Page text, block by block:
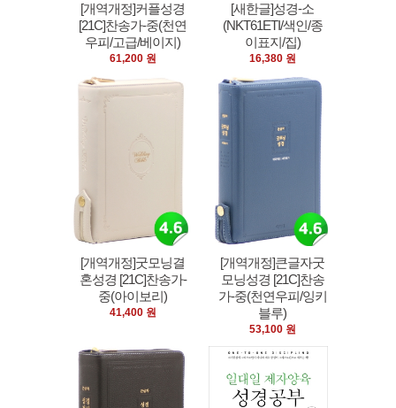
[개역개정]커플성경
[21C]찬송가-중(천연
우피/고급/베이지)
61,200 원
[새한글]성경-소
(NKT61ETI/색인/종
이표지/집)
16,380 원
[개역개정]굿모닝결
혼성경 [21C]찬송가-
중(아이보리)
41,400 원
[개역개정]큰글자굿
모닝성경 [21C]찬송
가-중(천연우피/잉키
블루)
53,100 원